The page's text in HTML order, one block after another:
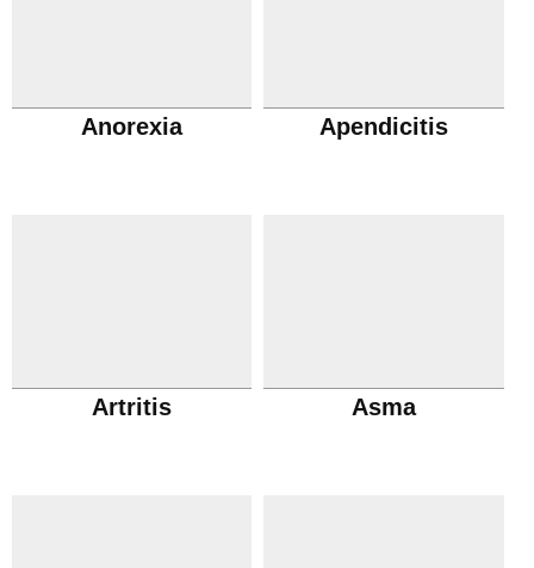
Anorexia Apendicitis
Artritis Asma